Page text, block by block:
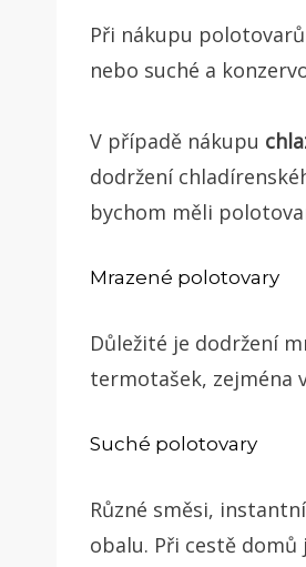
Při nákupu
nebo suché a
V případě nákupu
dodržení
bychom měli
Mrazené polotovary
Důležité je dodržení
termotašek, zejména
Suché polotovary
Různé směsi,
obalu. Při cestě